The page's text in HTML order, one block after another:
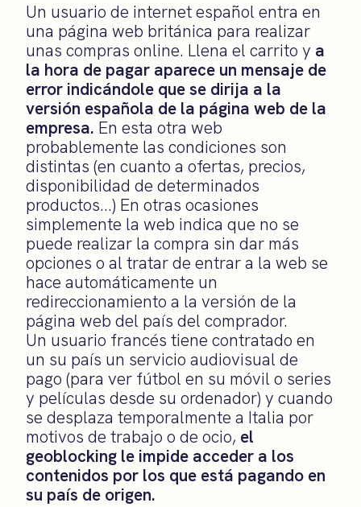
Un usuario de internet español entra en
una página web británica para realizar
unas compras online. Llena el carrito y a
la hora de pagar aparece un mensaje de
error indicándole que se dirija a la
versión española de la página web de la
empresa. En esta otra web
probablemente las condiciones son
distintas (en cuanto a ofertas, precios,
disponibilidad de determinados
productos…) En otras ocasiones
simplemente la web indica que no se
puede realizar la compra sin dar más
opciones o al tratar de entrar a la web se
hace automáticamente un
redireccionamiento a la versión de la
página web del país del comprador.
Un usuario francés tiene contratado en
un su país un servicio audiovisual de
pago (para ver fútbol en su móvil o series
y películas desde su ordenador) y cuando
se desplaza temporalmente a Italia por
motivos de trabajo o de ocio, el
geoblocking le impide acceder a los
contenidos por los que está pagando en
su país de origen.